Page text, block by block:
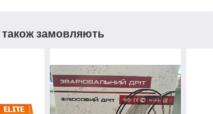
замовляють